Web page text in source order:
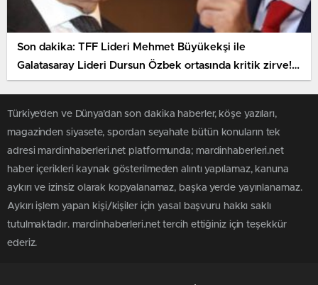
Son dakika: TFF Lideri Mehmet Büyükekşi ile
Galatasaray Lideri Dursun Özbek ortasında kritik zirve! 3
maçı örnek gösterip şikayetlerini lisana getirecek
Türkiye'den ve Dünya’dan son dakika haberler, köşe yazıları,
magazinden siyasete, spordan seyahate bütün konuların tek
adresi mardinhaberleri.net platformunda; mardinhaberleri.net
haber içerikleri kaynak gösterilmeden alıntı yapılamaz, kanuna
aykırı ve izinsiz olarak kopyalanamaz, başka yerde yayınlanamaz.
Aykırı işlem yapan kişi/kişiler için yasal başvuru hakkı saklı
tutulmaktadır. mardinhaberleri.net tercih ettiğiniz için teşekkür
ederiz.